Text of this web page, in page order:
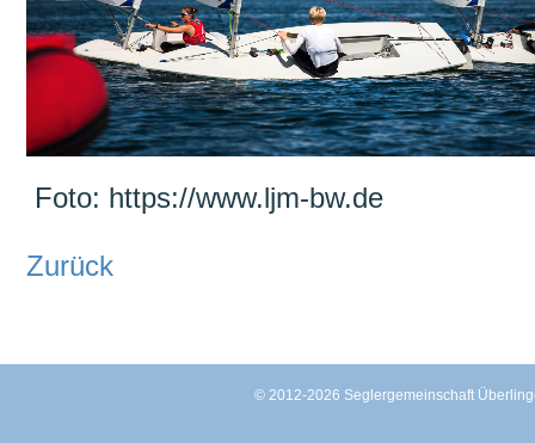
Foto: https://www.ljm-bw.de
Zurück
© 2012-2026 Seglergemeinschaft